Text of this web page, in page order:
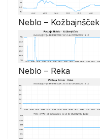
Neblo – Kožbajnšček
Neblo – Reka